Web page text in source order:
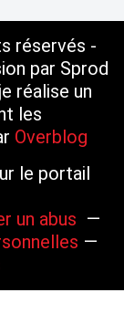
réservés -
par Sprod
réalise un
les
Overblog
le portail
un abus